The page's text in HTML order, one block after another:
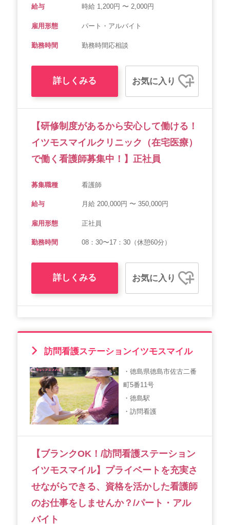
給与 時給 1,200円 〜 2,000円
雇用形態 パート・アルバイト
勤務時間 勤務時間応相談
詳しくみる お気に入り
【研修制度があるから安心して働ける！
イツモスマイルクリニック（在宅医療）
で働く看護師募集中！】正社員
募集職種 看護師
給与 月給 200,000円 〜 350,000円
雇用形態 正社員
勤務時間 08：30〜17：30（休憩60分）
詳しくみる お気に入り
訪問看護ステーションイツモスマイル
・徳島県徳島市佐古二番
町5番11号
・徳島駅
・訪問看護
【ブランクOK！/訪問看護ステーション
イツモスマイル】プライベートを充実さ
せながらできる、資格を活かした看護師
のお仕事をしませんか？/パート・アル
バイト